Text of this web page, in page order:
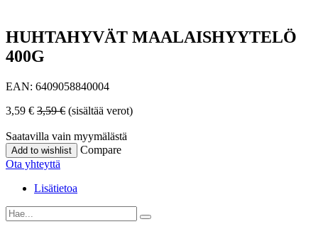
HUHTAHYVÄT MAALAISHYYTELÖ
400G
EAN: 6409058840004
3,59 € 3,59€ (sisältää verot)
Saatavilla vain myymälästä
Add to wishlist
Compare
Ota yhteyttä
Lisätietoa